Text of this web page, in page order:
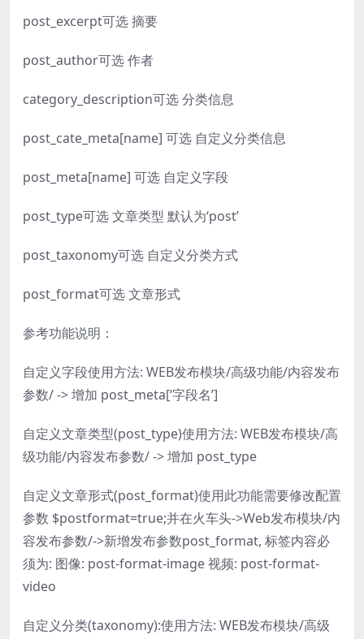
post_excerpt可选 摘要
post_author可选 作者
category_description可选 分类信息
post_cate_meta[name] 可选 自定义分类信息
post_meta[name] 可选 自定义字段
post_type可选 文章类型 默认为‘post’
post_taxonomy可选 自定义分类方式
post_format可选 文章形式
参考功能说明：
自定义字段使用方法: WEB发布模块/高级功能/内容发布
参数/ -> 增加 post_meta[‘字段名’]
自定义文章类型(post_type)使用方法: WEB发布模块/高
级功能/内容发布参数/ -> 增加 post_type
自定义文章形式(post_format)使用此功能需要修改配置
参数 $postformat=true;并在火车头->Web发布模块/内
容发布参数/->新增发布参数post_format, 标签内容必
须为: 图像: post-format-image 视频: post-format-
video
自定义分类(taxonomy):使用方法: WEB发布模块/高级